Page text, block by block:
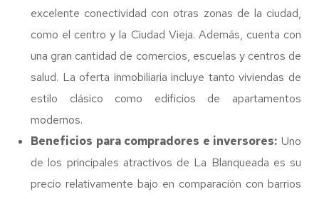
excelente conectividad con otras zonas de la ciudad,
como el centro y la Ciudad Vieja. Además, cuenta con
una gran cantidad de comercios, escuelas y centros de
salud. La oferta inmobiliaria incluye tanto viviendas de
estilo clásico como edificios de apartamentos
modernos.
Beneficios para compradores e inversores: Uno
de los principales atractivos de La Blanqueada es su
precio relativamente bajo en comparación con barrios